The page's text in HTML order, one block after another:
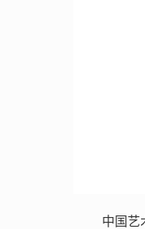
中国艺